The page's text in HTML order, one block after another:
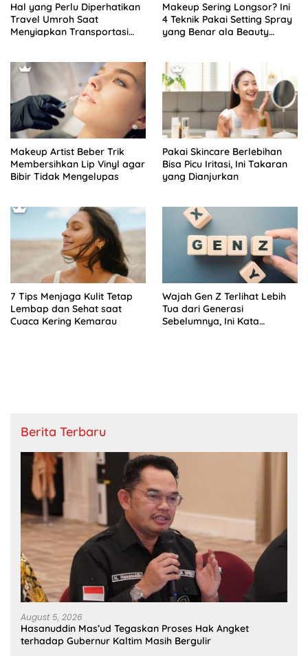
Hal yang Perlu Diperhatikan
Travel Umroh Saat
Menyiapkan Transportasi
Makeup Sering Longsor? Ini
4 Teknik Pakai Setting Spray
yang Benar ala Beauty
Makeup Artist Beber Trik
Membersihkan Lip Vinyl agar
Bibir Tidak Mengelupas
Pakai Skincare Berlebihan
Bisa Picu Iritasi, Ini Takaran
yang Dianjurkan
7 Tips Menjaga Kulit Tetap
Lembap dan Sehat saat
Cuaca Kering Kemarau
Wajah Gen Z Terlihat Lebih
Tua dari Generasi
Sebelumnya, Ini Kata
Berita Terbaru
August 5, 2026
Hasanuddin Mas’ud Tegaskan Proses Hak Angket
terhadap Gubernur Kaltim Masih Bergulir